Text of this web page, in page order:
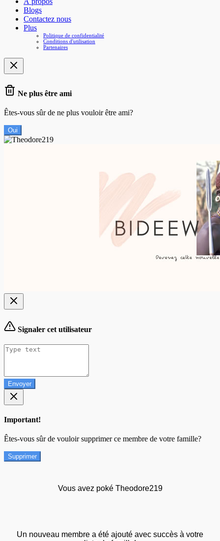
Blogs
Contactez nous
Plus
Politique de confidentialité
Conditions d'utilisation
Partenaires
Ne plus être ami
Êtes-vous sûr de ne plus vouloir être ami?
Oui
Signaler cet utilisateur
Envoyer
Important!
Êtes-vous sûr de vouloir supprimer ce membre de votre famille?
Supprimer
Vous avez poké Theodore219
Un nouveau membre a été ajouté avec succès à votre